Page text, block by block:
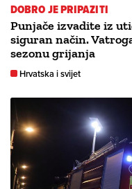
DOBRO JE PRIPAZITI
Punjače izvadite iz
siguran način.
sezonu grijanja
Hrvatska i svijet